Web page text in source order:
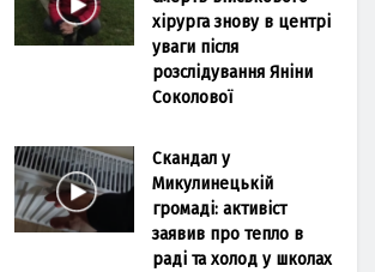
хірурга знову в центрі
уваги після
розслідування Яніни
Соколової
Скандал у
Микулинецькій
громаді: активіст
заявив про тепло в
раді та холод у школах